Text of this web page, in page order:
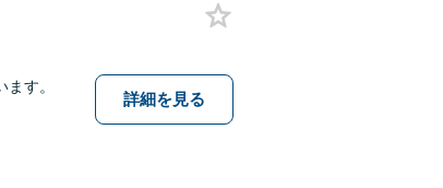
す。
詳細を見る